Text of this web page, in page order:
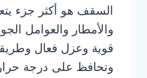
السقف هو أكثر جزء
والأمطار والعوامل
قوية وعزل فعال
وتحافظ على درجة